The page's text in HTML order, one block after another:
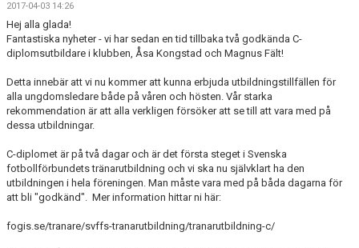
2017-04-03 14:26
Hej alla glada!
Fantastiska nyheter - vi har sedan en tid tillbaka två godkända C-
diplomsutbildare i klubben, Åsa Kongstad och Magnus Fält!
Detta innebär att vi nu kommer att kunna erbjuda utbildningstillfällen för
alla ungdomsledare både på våren och hösten. Vår starka
rekommendation är att alla verkligen försöker att se till att vara med på
dessa utbildningar.
C-diplomet är på två dagar och är det första steget i Svenska
fotbollförbundets tränarutbildning och vi ska nu självklart ha den
utbildningen i hela föreningen. Man måste vara med på båda dagarna för
att bli "godkänd". Mer information hittar ni här:
fogis.se/tranare/svffs-tranarutbildning/tranarutbildning-c/